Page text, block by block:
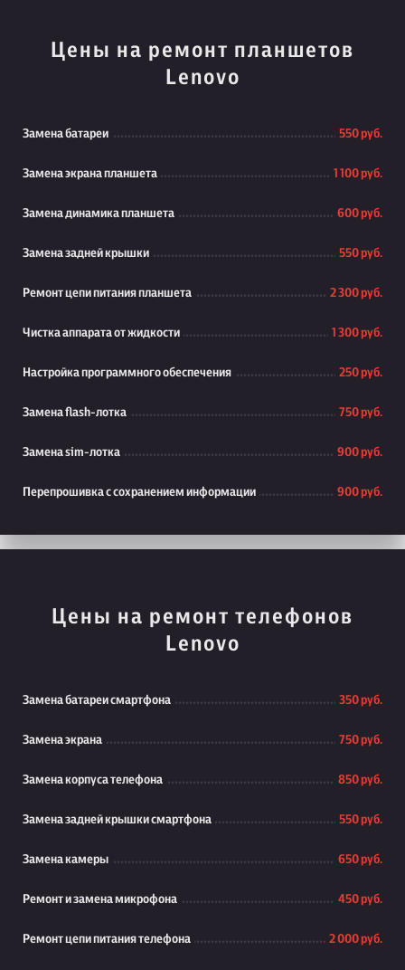
Цены на ремонт планшетов
Lenovo
Замена батареи 550 руб.
Замена экрана планшета 1 100 руб.
Замена динамика планшета 600 руб.
Замена задней крышки 550 руб.
Ремонт цепи питания планшета 2 300 руб.
Чистка аппарата от жидкости 1 300 руб.
Настройка программного обеспечения 250 руб.
Замена flash-лотка 750 руб.
Замена sim-лотка 900 руб.
Перепрошивка с сохранением информации 900 руб.
Цены на ремонт телефонов
Lenovo
Замена батареи смартфона 350 руб.
Замена экрана 750 руб.
Замена корпуса телефона 850 руб.
Замена задней крышки смартфона 550 руб.
Замена камеры 650 руб.
Ремонт и замена микрофона 450 руб.
Ремонт цепи питания телефона 2 000 руб.